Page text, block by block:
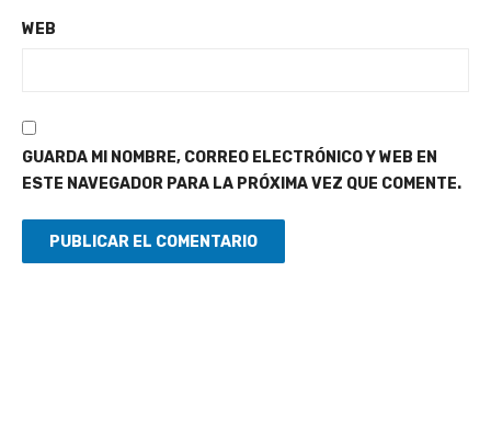
WEB
GUARDA MI NOMBRE, CORREO ELECTRÓNICO Y WEB EN
ESTE NAVEGADOR PARA LA PRÓXIMA VEZ QUE COMENTE.